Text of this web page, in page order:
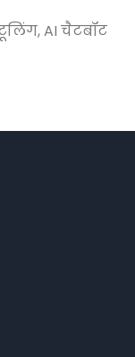
AI चैटबॉट